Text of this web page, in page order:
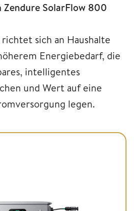
Zendure SolarFlow 800
sich an Haushalte
Energiebedarf, die
intelligentes
und Wert auf eine
legen.